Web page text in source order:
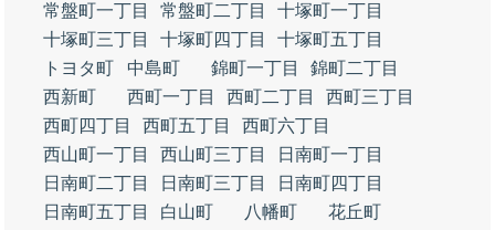
常盤町一丁目
常盤町二丁目
十塚町一丁目
十塚町三丁目
十塚町四丁目
十塚町五丁目
トヨタ町
中島町 錦町一丁目
錦町二丁目
西新町
西町一丁目 西町二丁目
西町三丁目
西町四丁目
西町五丁目
西町六丁目
西山町一丁目
西山町三丁目
日南町一丁目
日南町二丁目
日南町三丁目
日南町四丁目
日南町五丁目
白山町 八幡町
花丘町